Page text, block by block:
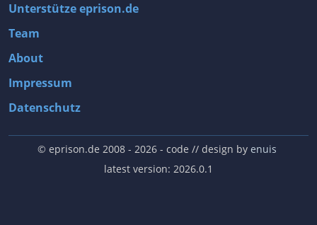
Unterstütze eprison.de
Team
About
Impressum
Datenschutz
© eprison.de 2008 - 2026- code // design by enuis
latest version: 2026.0.1